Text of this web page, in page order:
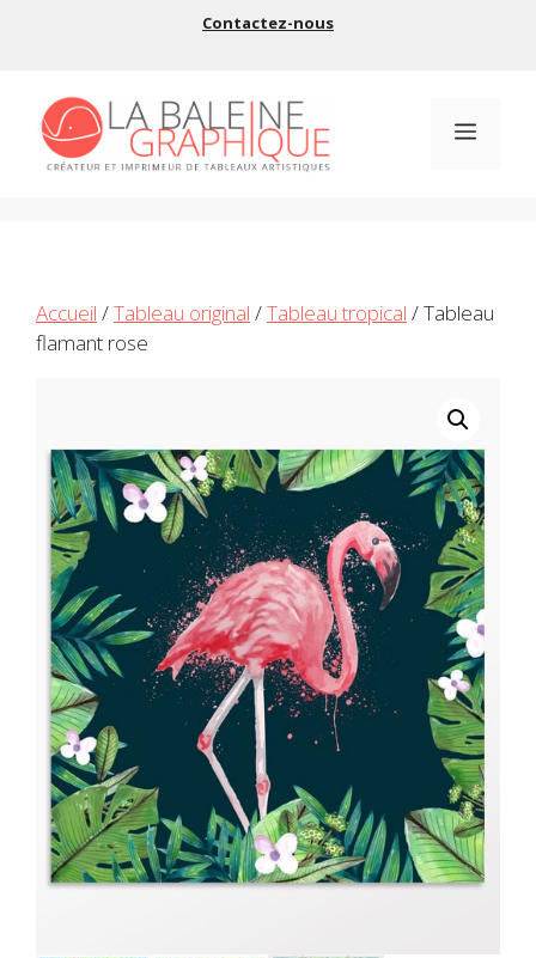
Contactez-nous
Menu
Accueil /Tableau original /Tableau tropical / Tableau
flamant rose